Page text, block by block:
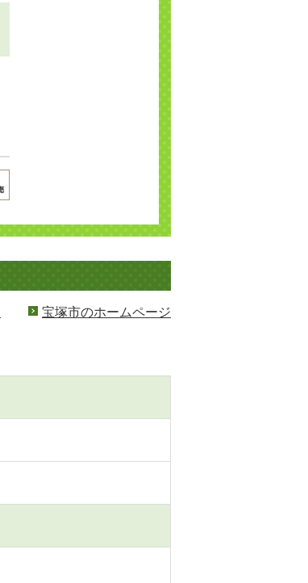
宝塚市のホームページ